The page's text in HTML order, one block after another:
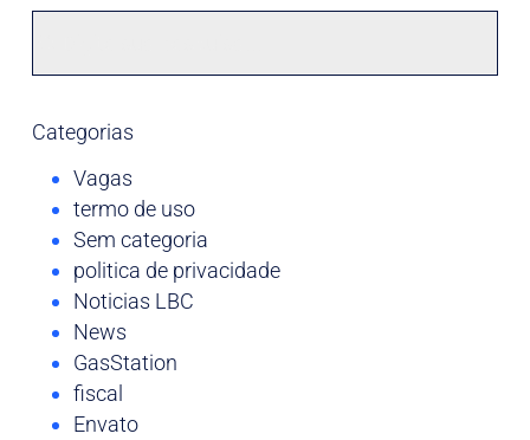
Categorias
Vagas
termo de uso
Sem categoria
politica de privacidade
Noticias LBC
News
GasStation
fiscal
Envato